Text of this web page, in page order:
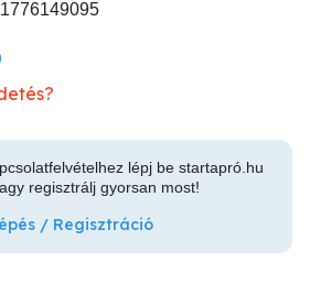
lépj be startapró.hu
regisztrálj gyorsan most!
/ Regisztráció